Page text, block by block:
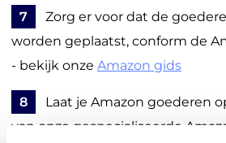
7
Zorg er voor dat de
worden geplaatst, conform de
- bekijk onze Amazon gids
8
Laat je Amazon goederen
van onze gespecialiseerde